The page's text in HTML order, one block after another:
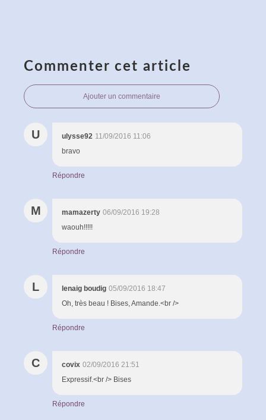
Commenter cet article
Ajouter un commentaire
U ulysse92 11/09/2016 11:06
bravo
Répondre
M mamazerty 06/09/2016 19:28
waouh!!!!!
Répondre
L lenaig boudig 05/09/2016 18:47
Oh, très beau ! Bises, Amande.<br />
Répondre
C covix 02/09/2016 21:51
Expressif.<br /> Bises
Répondre